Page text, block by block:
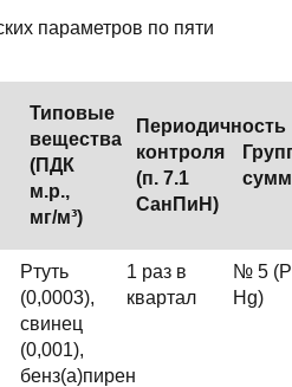
параметров по пяти
Типовые
вещества
(ПДК
м.р.,
мг/м³)
Периодичность
контроля
(п. 7.1
СанПиН)
Ртуть
(0,0003),
свинец
(0,001),
бенз(а)пирен
1 раз в
квартал
№ 5
Hg)